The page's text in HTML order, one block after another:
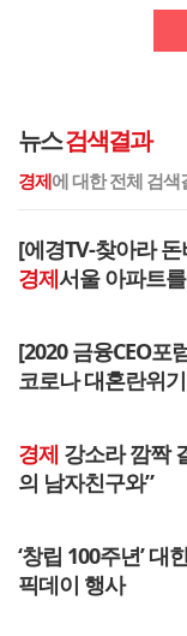
뉴스검색결과
경제에 대한 전체 검색
[에경TV-찾아라
경제서울 아파트
[2020 금융CEO포
코로나 대혼란위
경제 강소라 깜짝
의 남자친구와”
‘창립 100주년’ 대
픽데이 행사